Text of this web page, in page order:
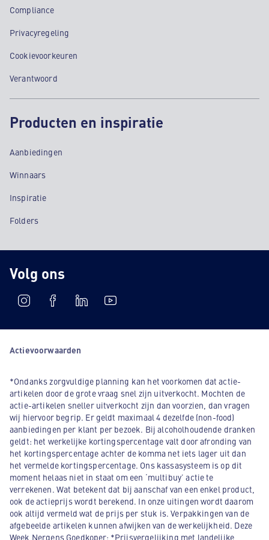
Compliance
Privacyregeling
Cookievoorkeuren
Verantwoord
Producten en inspiratie
Aanbiedingen
Winnaars
Inspiratie
Folders
Volg ons
Actievoorwaarden
*Ondanks zorgvuldige planning kan het voorkomen dat actie-
artikelen door de grote vraag snel zijn uitverkocht. Mochten de
actie-artikelen sneller uitverkocht zijn dan voorzien, dan vragen
wij hiervoor begrip. Er geldt maximaal 4 dezelfde (non-food)
aanbiedingen per klant per bezoek. Bij alcoholhoudende dranken
geldt: het werkelijke kortingspercentage valt door afronding van
het kortingspercentage achter de komma net iets lager uit dan
het vermelde kortingspercentage. Ons kassasysteem is op dit
moment helaas niet in staat om een ‘multibuy’ actie te
verrekenen. Wat betekent dat bij aanschaf van een enkel product,
ook de actieprijs wordt berekend. In onze uitingen wordt daarom
ook altijd vermeld wat de prijs per stuk is. Verpakkingen van de
afgebeelde artikelen kunnen afwijken van de werkelijkheid. Deze
Week Nergens Goedkoper: *Prijsvergelijking met landelijke